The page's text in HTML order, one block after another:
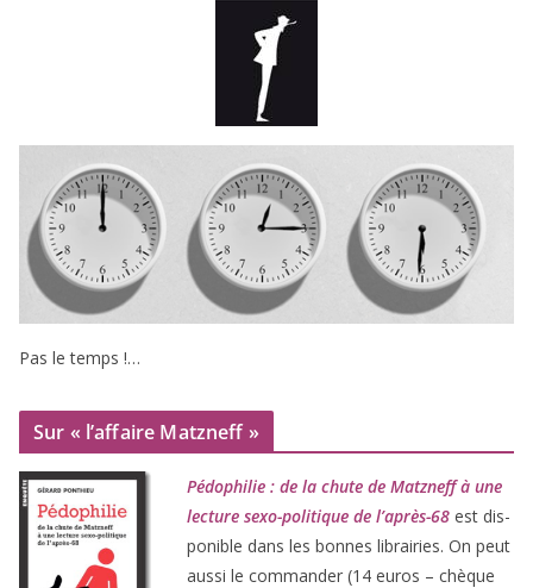
Pas le temps !…
Sur « l’affaire Matzneff »
Pédophilie : de la chute de Matzneff à une
lec­ture sexo-poli­tique de l’après-68 est dis­
po­nible dans les bonnes librai­ries. On peut
aus­si le com­man­der (14 euros – chèque